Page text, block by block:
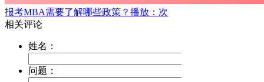
报考MBA需要了解哪些政策？ 播放：次